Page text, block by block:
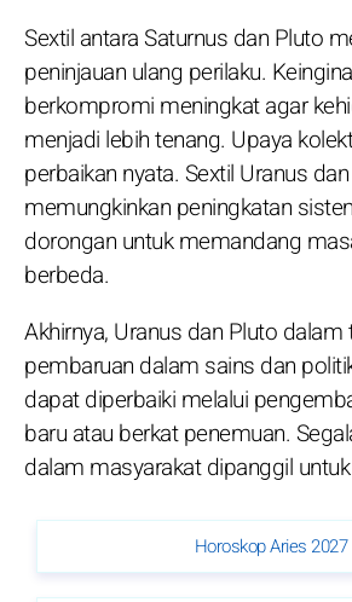
Sextil antara Saturnus dan Pluto
peninjauan ulang perilaku.
berkompromi meningkat agar
menjadi lebih tenang. Upaya
perbaikan nyata. Sextil Uranus
memungkinkan peningkatan
dorongan untuk memandang
berbeda.
Akhirnya, Uranus dan Pluto
pembaruan dalam sains dan
dapat diperbaiki melalui
baru atau berkat penemuan.
dalam masyarakat dipanggil
Horoskop Aries 2027